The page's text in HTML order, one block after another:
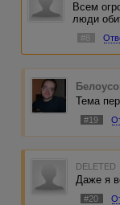
Всем
люди
#8
Тема
#19
DELETED
Даже я
#20